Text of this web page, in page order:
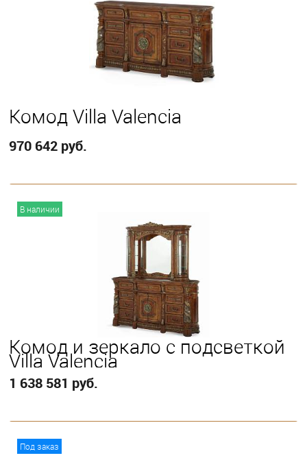
Кoмод Villa Valencia
970 642 руб.
В наличии
Кoмод и зеркало с подсветкой
Villa Valencia
1 638 581 руб.
Под заказ